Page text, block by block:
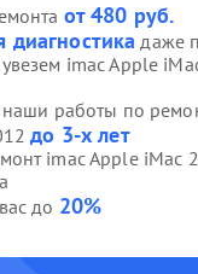
от 480 руб.
диагностика даже
imac Apple
наши работы по
до 3-х лет
imac Apple iMac
до 20%